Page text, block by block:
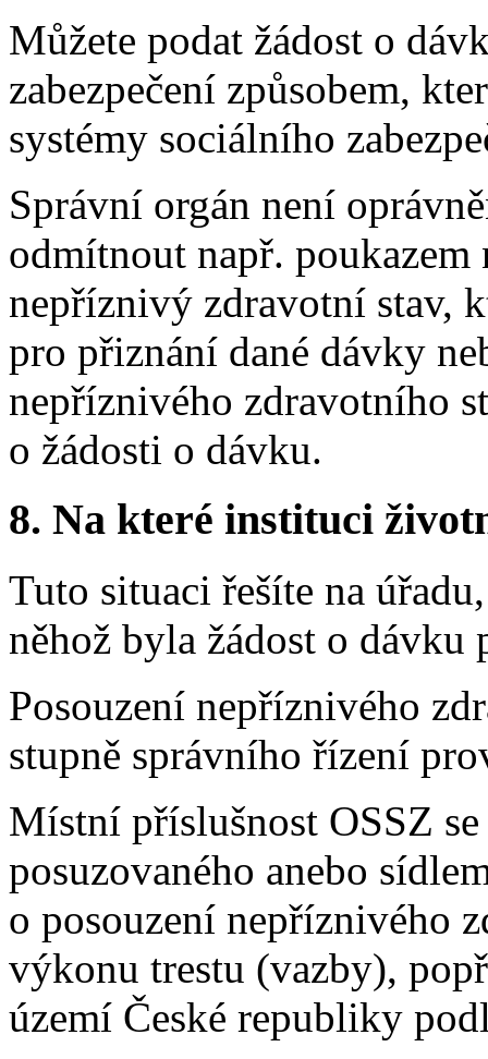
Můžete podat žádost o
zabezpečení způsobem,
systémy sociálního
Správní orgán není
odmítnout např.
nepříznivý zdravotní stav,
pro přiznání dané dávky
nepříznivého zdravotního
o žádosti o dávku.
8. Na které instituci
Tuto situaci řešíte na
něhož byla žádost o dávku
Posouzení nepříznivého
stupně správního řízení
Místní příslušnost OSSZ
posuzovaného anebo
o posouzení nepříznivého
výkonu trestu (vazby),
území České republiky